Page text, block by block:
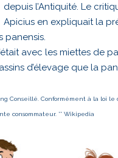
depuis l’Antiquité. Le
Apicius en expliquait la
panensis.
avec les miettes de
d’élevage que la
Conseillé. Conformément à la loi
consommateur. ** Wikipedia